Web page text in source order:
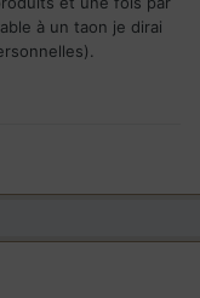
à un taon je dirai